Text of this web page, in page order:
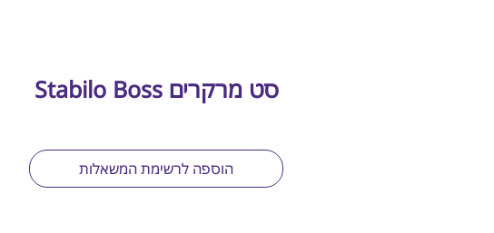
סט מרקרים Stabilo Boss
הוספה לרשימת המשאלות